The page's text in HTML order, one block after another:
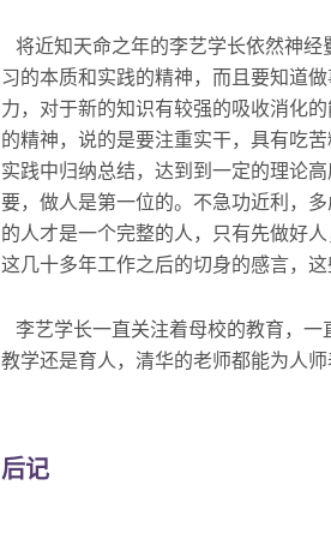
将近知天命之年的李艺学长依然神经
习的本质和实践的精神，而且要知道
力，对于新的知识有较强的吸收消化
的精神，说的是要注重实干，具有吃
实践中归纳总结，达到到一定的理论
要，做人是第一位的。不急功近利，
的人才是一个完整的人，只有先做好
这几十多年工作之后的切身的感言，
李艺学长一直关注着母校的教育，一
教学还是育人，清华的老师都能为人
后记